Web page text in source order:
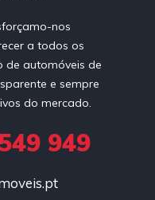
nos
a todos os
de automóveis de
e sempre
do mercado.
949